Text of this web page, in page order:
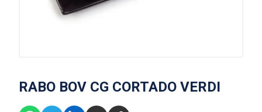
RABO BOV CG CORTADO VERDI